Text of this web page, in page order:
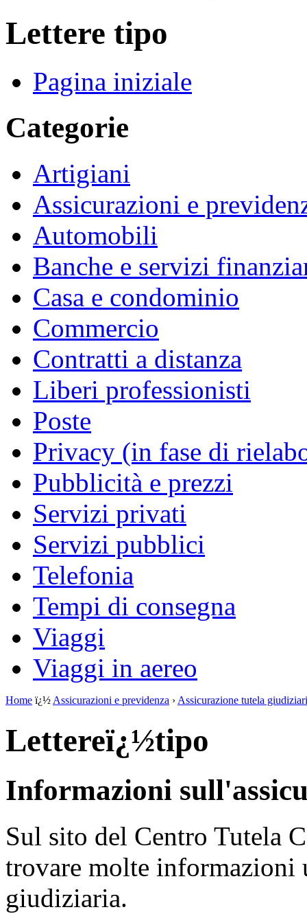
Lettere tipo
Pagina iniziale
Categorie
Artigiani
Assicurazioni e
Automobili
Banche e servizi
Casa e condominio
Commercio
Contratti a distanza
Liberi professionisti
Poste
Privacy (in fase di
Pubblicità e prezzi
Servizi privati
Servizi pubblici
Telefonia
Tempi di consegna
Viaggi
Viaggi in aereo
Home ï¿½ Assicurazioni e previdenza › Assicurazione tutela
Lettereï¿½tipo
Informazioni
Sul sito del Centro Tutela
trovare molte informazioni
giudiziaria.